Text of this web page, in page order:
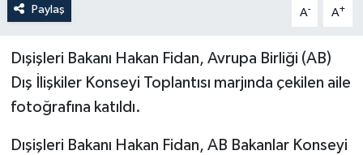
Paylaş A- A+
Dışişleri Bakanı Hakan Fidan, Avrupa Birliği (AB)
Dış İlişkiler Konseyi Toplantısı marjında çekilen aile
fotoğrafına katıldı.
Dışişleri Bakanı Hakan Fidan, AB Bakanlar Konseyi
SPOR
YAŞAM
Yerel